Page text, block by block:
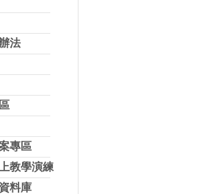
法
專區
教學演練
料庫